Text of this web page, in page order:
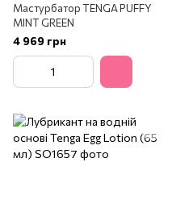
Мастурбатор TENGA PUFFY
MINT GREEN
4 969 грн